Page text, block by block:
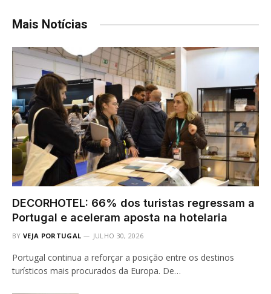
Mais Notícias
DECORHOTEL: 66% dos turistas regressam a
Portugal e aceleram aposta na hotelaria
BY VEJA PORTUGAL JULHO 30, 2026
Portugal continua a reforçar a posição entre os destinos
turísticos mais procurados da Europa. De…